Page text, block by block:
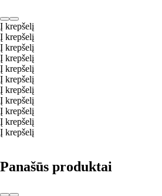
Į krepšelį
Į krepšelį
Į krepšelį
Į krepšelį
Į krepšelį
Į krepšelį
Į krepšelį
Į krepšelį
Į krepšelį
Į krepšelį
Į krepšelį
Panašūs produktai